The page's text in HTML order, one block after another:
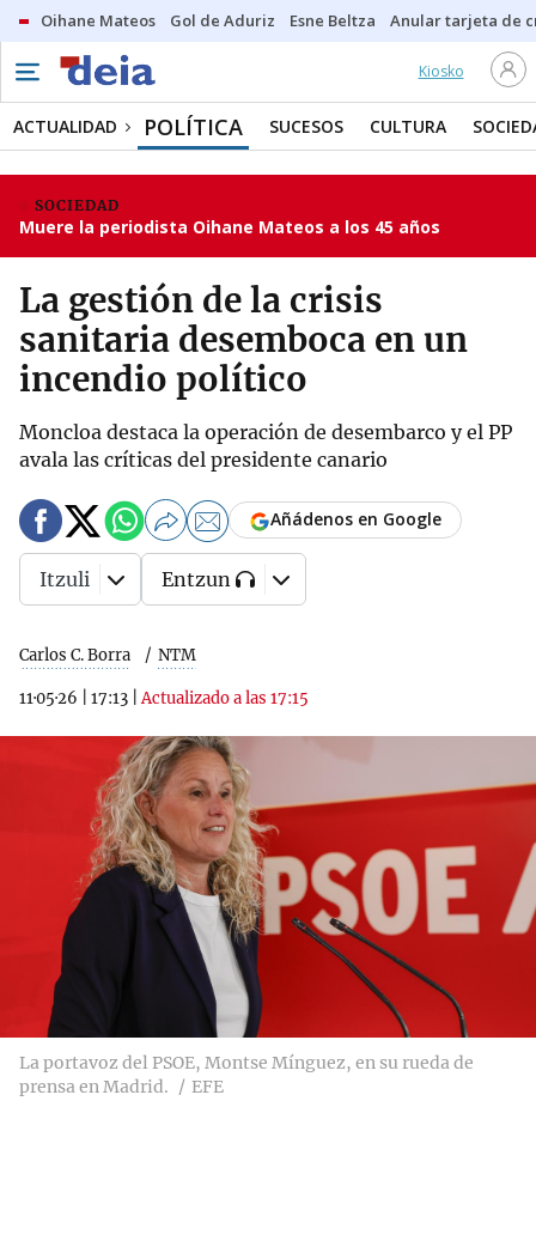
Oihane Mateos Gol de Aduriz Esne Beltza Anular tarjeta de
Kiosko
ACTUALIDAD POLÍTICA SUCESOS CULTURA
SOCIEDAD
Muere la periodista Oihane Mateos a los 45 años
La gestión de la crisis
sanitaria desemboca en un
incendio político
Moncloa destaca la operación de desembarco y el PP
avala las críticas del presidente canario
Carlos C. Borra NTM
11·05·26 17:13 |Actualizado a las 17:15
Añádenos en Google
Itzuli Entzun
La portavoz del PSOE, Montse Mínguez, en su rueda de
prensa en Madrid.
EFE